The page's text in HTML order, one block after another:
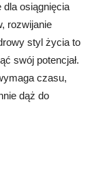
osiągnięcia
rozwijanie
styl życia to
swój potencjał.
czasu,
dąż do